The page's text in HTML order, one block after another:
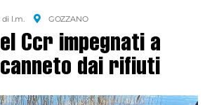
di l.m. GOZZANO
Ccr impegnati a
dai rifiuti